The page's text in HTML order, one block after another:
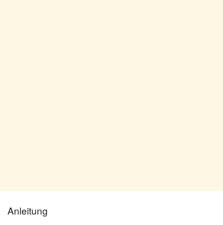
Anleitung